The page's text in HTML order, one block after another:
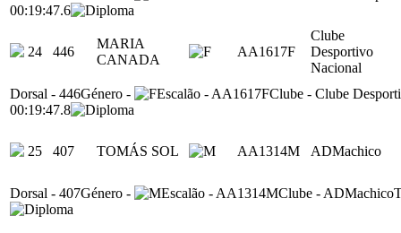
00:19:47.6
24 446
MARIA
CANADA
AA1617F
Clube
Desportivo
Nacional
Dorsal - 446Género - Escalão - AA1617FClube - Clube
00:19:47.8
25 407 TOMÁS SOL AA1314M ADMachico
Dorsal - 407Género - Escalão - AA1314MClube - ADMachico